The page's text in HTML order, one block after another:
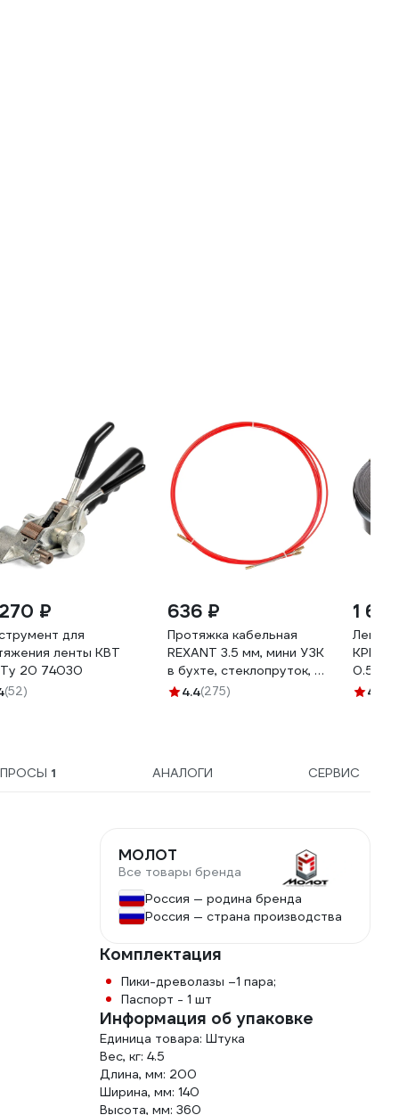
₽
для
ленты КВТ
20 74030
(52)
636 ₽
Протяжка кабельная
REXANT 3.5 мм, мини УЗК
в бухте, стеклопруток, 5м
красная 47-1005
4.4(275)
1
Лента
4.8
1 АНАЛОГИ СЕРВИС
МОЛОТ
Все товары бренда
Россия — родина бренда
Россия — страна производства
Комплектация
Пики-древолазы –1 пара;
Паспорт - 1 шт
Информация об упаковке
Единица товара: Штука
Вес, кг: 4.5
Длина, мм: 200
Ширина, мм: 140
Высота, мм: 360